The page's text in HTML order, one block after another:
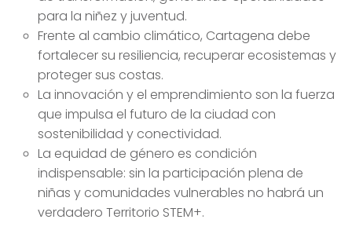
para la niñez y juventud.
Frente al cambio climático, Cartagena debe
fortalecer su resiliencia, recuperar ecosistemas y
proteger sus costas.
La innovación y el emprendimiento son la fuerza
que impulsa el futuro de la ciudad con
sostenibilidad y conectividad.
La equidad de género es condición
indispensable: sin la participación plena de
niñas y comunidades vulnerables no habrá un
verdadero Territorio STEM+.